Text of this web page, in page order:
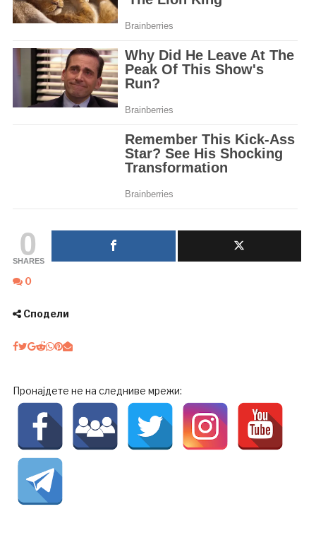
0
SHARES
0
Сподели
Пронајдете не на следниве мрежи: